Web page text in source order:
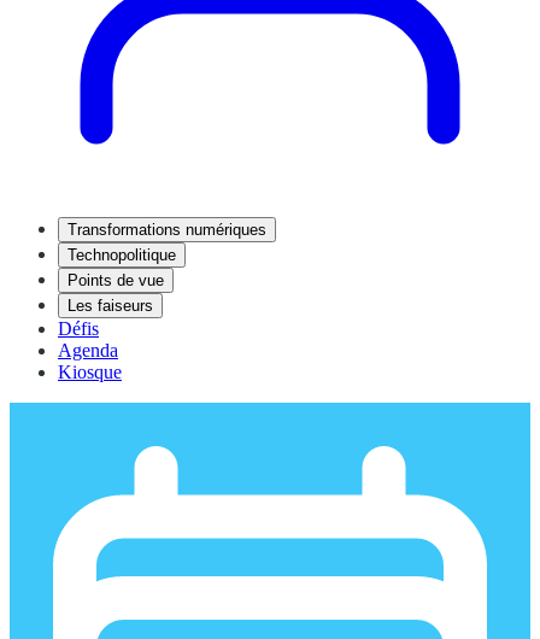
Transformations numériques
Technopolitique
Points de vue
Les faiseurs
Défis
Agenda
Kiosque